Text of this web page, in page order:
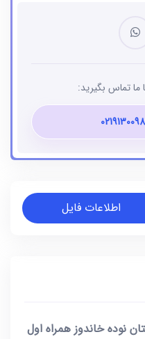
اطلاعات فایل
نوده خاندوز همراه اول
تماس بگیرید: